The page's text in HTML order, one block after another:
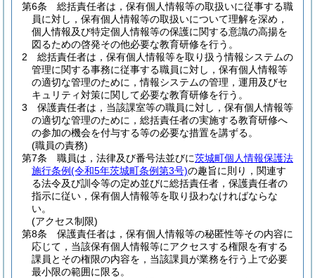
第6条
総括責任者は，保有個人情報等の取扱いに従事する職
員に対し，保有個人情報等の取扱いについて理解を深め，
個人情報及び特定個人情報等の保護に関する意識の高揚を
図るための啓発その他必要な教育研修を行う。
2
総括責任者は，保有個人情報等を取り扱う情報システムの
管理に関する事務に従事する職員に対し，保有個人情報等
の適切な管理のために，情報システムの管理，運用及びセ
キュリティ対策に関して必要な教育研修を行う。
3
保護責任者は，当該課室等の職員に対し，保有個人情報等
の適切な管理のために，総括責任者の実施する教育研修へ
の参加の機会を付与する等の必要な措置を講ずる。
(職員の責務)
第7条
職員は，法律及び番号法並びに茨城町個人情報保護法
施行条例(令和5年茨城町条例第3号)の趣旨に則り，関連す
る法令及び訓令等の定め並びに総括責任者，保護責任者の
指示に従い，保有個人情報等を取り扱わなければならな
い。
(アクセス制限)
第8条
保護責任者は，保有個人情報等の秘匿性等その内容に
応じて，当該保有個人情報等にアクセスする権限を有する
課員とその権限の内容を，当該課員が業務を行う上で必要
最小限の範囲に限る。